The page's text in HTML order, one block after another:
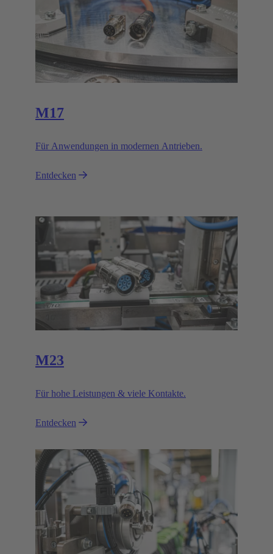
M17
Für Anwendungen in modernen Antrieben.
Entdecken
M23
Für hohe Leistungen & viele Kontakte.
Entdecken